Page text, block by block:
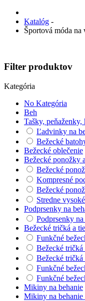
Katalóg -
Športová móda
Filter produktov
Kategória
No Kategória
Beh
Tašky, peňaženky,
Ľadvinky na
Bežecké
Bežecké oblečenie
Bežecké ponožky
Bežecké
Kompresné
Bežecké
Stredne
Podprsenky na
Podprsenky
Bežecké tričká a
Funkčné
Bežecké
Bežecké
Funkčné
Funkčné
Mikiny na behanie
Mikiny na behanie